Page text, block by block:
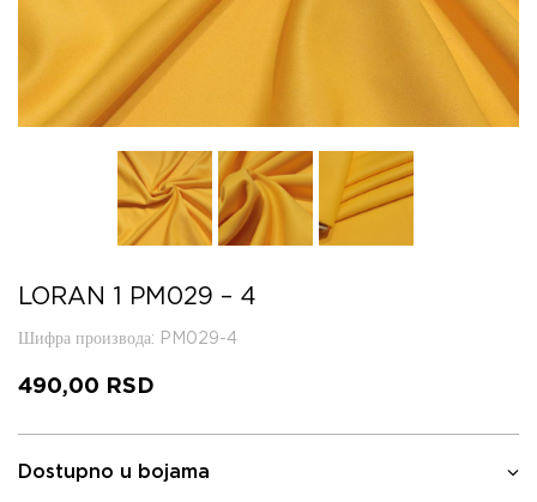
LORAN 1 PM029 – 4
Шифра производа: PM029-4
490,00 RSD
Dostupno u bojama